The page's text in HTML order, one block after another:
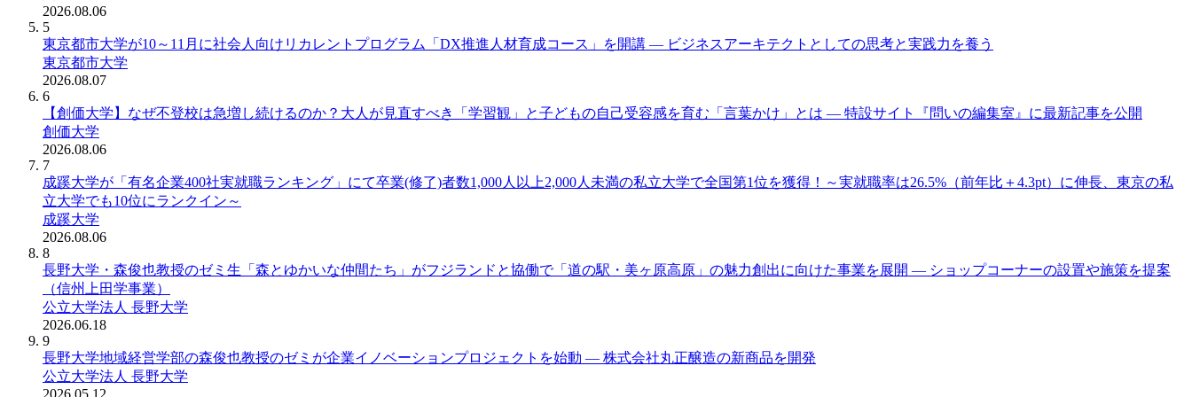
2026.08.06
5
東京都市大学が10～11月に社会人向けリカレントプログラム「DX推進人材育成コース」を開講 ― ビジネスアーキテクトとしての思考と実践力を養う
東京都市大学
2026.08.07
6
【創価大学】なぜ不登校は急増し続けるのか？大人が見直すべき「学習観」と子どもの自己受容感を育む「言葉かけ」とは ― 特設サイト『問いの編集室』に最新記事を公開
創価大学
2026.08.06
7
成蹊大学が「有名企業400社実就職ランキング」にて卒業(修了)者数1,000人以上2,000人未満の私立大学で全国第1位を獲得！～実就職率は26.5%（前年比＋4.3pt）に伸長、東京の私
立大学でも10位にランクイン～
成蹊大学
2026.08.06
8
長野大学・森俊也教授のゼミ生「森とゆかいな仲間たち」がフジランドと協働で「道の駅・美ヶ原高原」の魅力創出に向けた事業を展開 ― ショップコーナーの設置や施策を提案
（信州上田学事業）
公立大学法人 長野大学
2026.06.18
9
長野大学地域経営学部の森俊也教授のゼミが企業イノベーションプロジェクトを始動 ― 株式会社丸正醸造の新商品を開発
公立大学法人 長野大学
2026.05.12